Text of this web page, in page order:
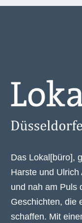
Das Lokal[büro],
Harste und
und nah am Puls
Geschichten, die
schaffen. Mit